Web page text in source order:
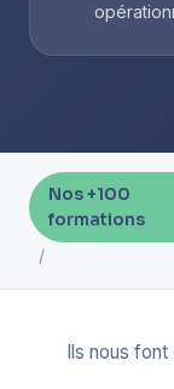
Nos +100
formations
Ils nous